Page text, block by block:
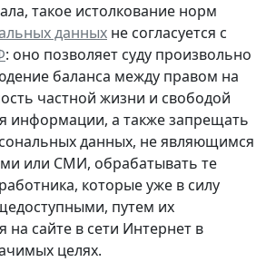
такое истолкование норм
данных не согласуется с
: оно позволяет суду произвольно
баланса между правом на
частной жизни и свободой
информации, а также запрещать
данных, не являющимся
или СМИ, обрабатывать те
которыеуже в силу
, путем их
на сайте в сети Интернет в
целях.